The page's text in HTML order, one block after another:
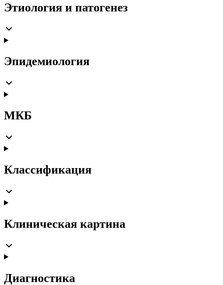
Этиология и патогенез
Эпидемиология
МКБ
Классификация
Клиническая картина
Диагностика